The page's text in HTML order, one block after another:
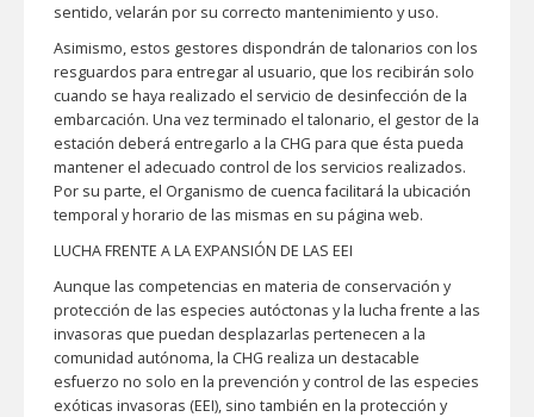
sentido, velarán por su correcto mantenimiento y uso.
Asimismo, estos gestores dispondrán de talonarios con los
resguardos para entregar al usuario, que los recibirán solo
cuando se haya realizado el servicio de desinfección de la
embarcación. Una vez terminado el talonario, el gestor de la
estación deberá entregarlo a la CHG para que ésta pueda
mantener el adecuado control de los servicios realizados.
Por su parte, el Organismo de cuenca facilitará la ubicación
temporal y horario de las mismas en su página web.
LUCHA FRENTE A LA EXPANSIÓN DE LAS EEI
Aunque las competencias en materia de conservación y
protección de las especies autóctonas y la lucha frente a las
invasoras que puedan desplazarlas pertenecen a la
comunidad autónoma, la CHG realiza un destacable
esfuerzo no solo en la prevención y control de las especies
exóticas invasoras (EEI), sino también en la protección y